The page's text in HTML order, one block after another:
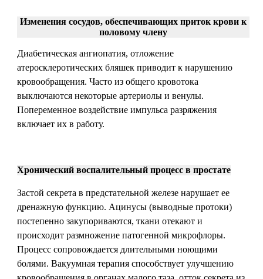
Изменения сосудов, обеспечивающих приток крови к
половому члену
Диабетическая ангиопатия, отложение
атеросклеротических бляшек приводит к нарушению
кровообращения. Часто из общего кровотока
выключаются некоторые артериолы и венулы.
Попеременное воздействие импульса разряжения
включает их в работу.
Хронический воспалительный процесс в простате
Застой секрета в предстательной железе нарушает ее
дренажную функцию. Ацинусы (выводные протоки)
постепенно закупориваются, ткани отекают и
происходит размножение патогенной микрофлоры.
Процесс сопровождается длительными ноющими
болями. Вакуумная терапия способствует улучшению